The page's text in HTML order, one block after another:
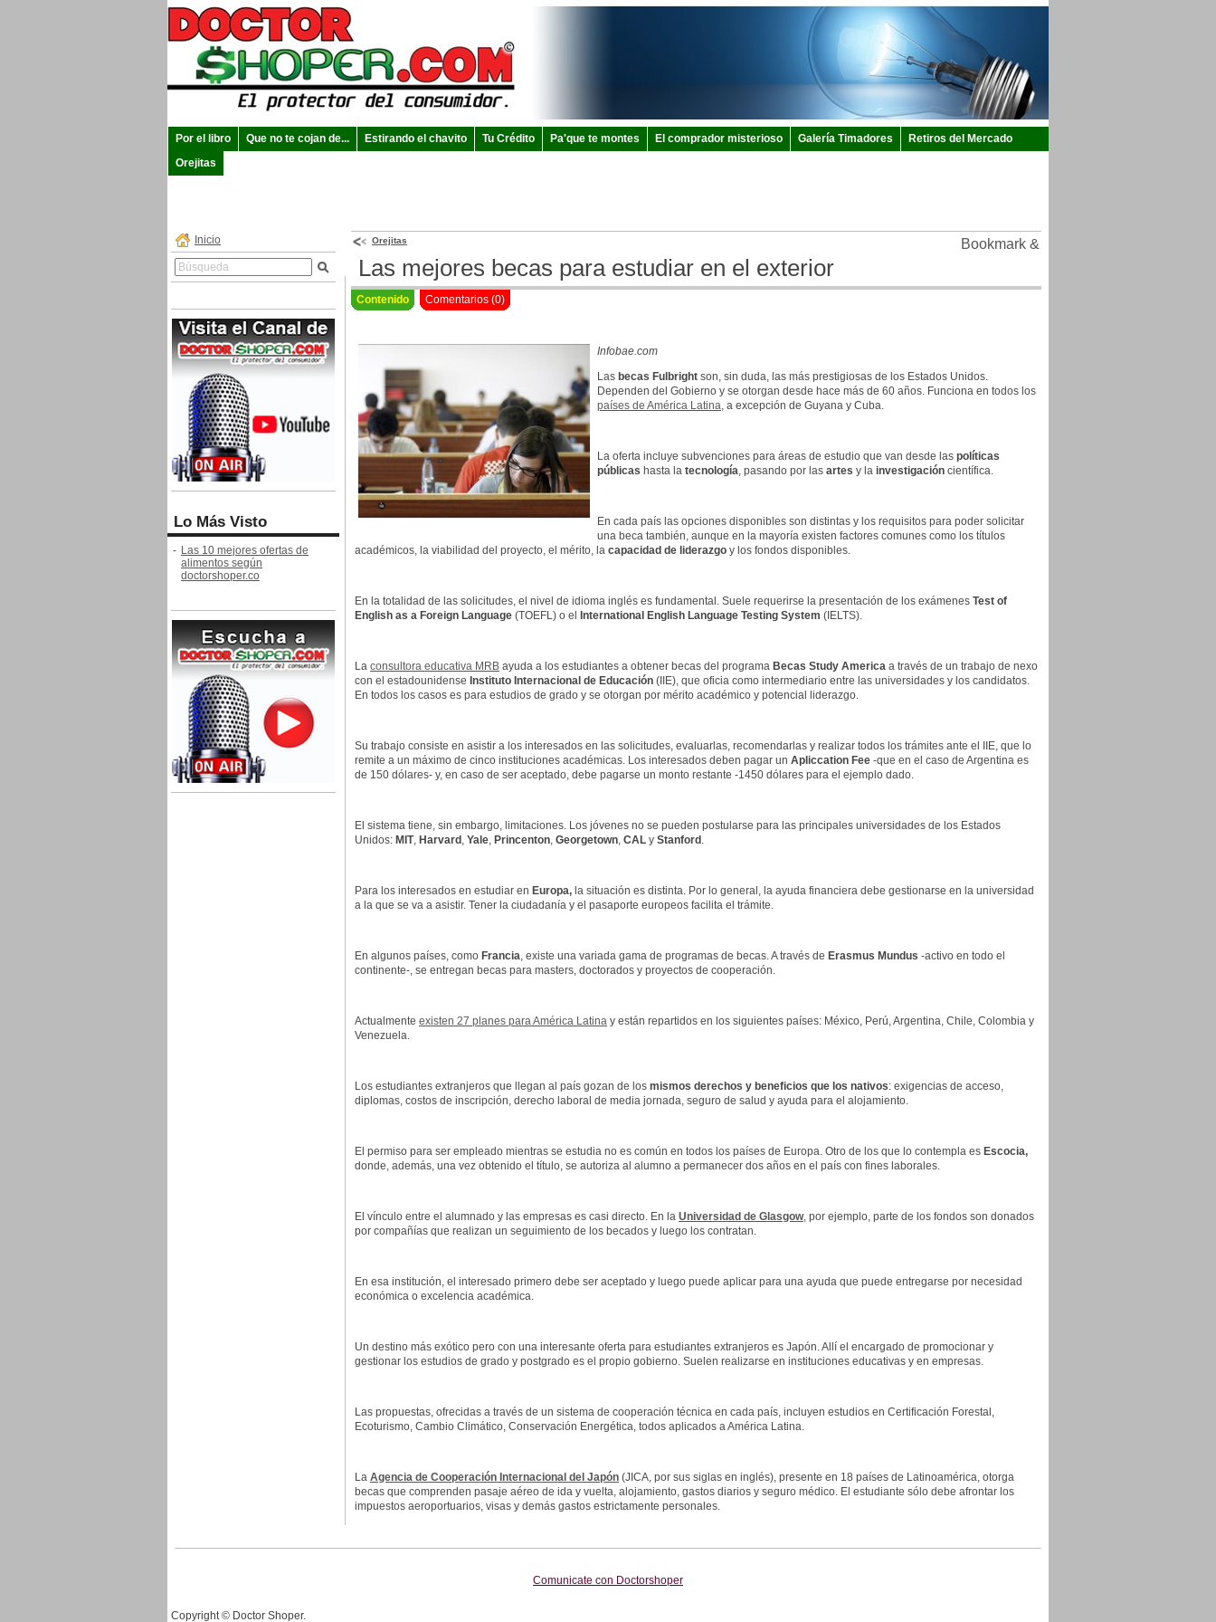
Por el libro Que no te cojan de... Estirando el chavito Tu Crédito Pa'que te montes El comprador misterioso Galería Timadores
Retiros del Mercado
Orejitas
Inicio
Lo Más Visto
- Las 10 mejores ofertas de
alimentos según
doctorshoper.co
Orejitas
Las mejores becas para estudiar en el exterior
Contenido Comentarios (0)
Infobae.com
Las becas Fulbright son, sin duda, las más prestigiosas de los Estados Unidos.
Dependen del Gobierno y se otorgan desde hace más de 60 años. Funciona en todos los
países de América Latina, a excepción de Guyana y Cuba.
La oferta incluye subvenciones para áreas de estudio que van desde las políticas
públicas hasta la tecnología, pasando por las artes y la investigación científica.
En cada país las opciones disponibles son distintas y los requisitos para poder solicitar
una beca también, aunque en la mayoría existen factores comunes como los títulos
académicos, la viabilidad del proyecto, el mérito, la capacidad de liderazgo y los fondos disponibles.
En la totalidad de las solicitudes, el nivel de idioma inglés es fundamental. Suele requerirse la presentación de los exámenes Test of
English as a Foreign Language (TOEFL) o el International English Language Testing System (IELTS).
La consultora educativa MRB ayuda a los estudiantes a obtener becas del programa Becas Study America a través de un trabajo de nexo
con el estadounidense Instituto Internacional de Educación (IIE), que oficia como intermediario entre las universidades y los candidatos.
En todos los casos es para estudios de grado y se otorgan por mérito académico y potencial liderazgo.
Su trabajo consiste en asistir a los interesados en las solicitudes, evaluarlas, recomendarlas y realizar todos los trámites ante el IIE, que lo
remite a un máximo de cinco instituciones académicas. Los interesados deben pagar un Apliccation Fee -que en el caso de Argentina es
de 150 dólares- y, en caso de ser aceptado, debe pagarse un monto restante -1450 dólares para el ejemplo dado.
El sistema tiene, sin embargo, limitaciones. Los jóvenes no se pueden postularse para las principales universidades de los Estados
Unidos: MIT, Harvard , Yale, Princenton, Georgetown, CAL y Stanford .
Para los interesados en estudiar en Europa, la situación es distinta. Por lo general, la ayuda financiera debe gestionarse en la universidad
a la que se va a asistir. Tener la ciudadanía y el pasaporte europeos facilita el trámite.
En algunos países, como Francia, existe una variada gama de programas de becas. A través de Erasmus Mundus -activo en todo el
continente-, se entregan becas para masters, doctorados y proyectos de cooperación.
Actualmente existen 27 planes para América Latina y están repartidos en los siguientes países: México, Perú, Argentina, Chile, Colombia y
Venezuela.
Los estudiantes extranjeros que llegan al país gozan de los mismos derechos y beneficios que los nativos: exigencias de acceso,
diplomas, costos de inscripción, derecho laboral de media jornada, seguro de salud y ayuda para el alojamiento.
El permiso para ser empleado mientras se estudia no es común en todos los países de Europa. Otro de los que lo contempla es Escocia,
donde, además, una vez obtenido el título, se autoriza al alumno a permanecer dos años en el país con fines laborales.
El vínculo entre el alumnado y las empresas es casi directo. En la Universidad de Glasgow, por ejemplo, parte de los fondos son donados
por compañías que realizan un seguimiento de los becados y luego los contratan.
En esa institución, el interesado primero debe ser aceptado y luego puede aplicar para una ayuda que puede entregarse por necesidad
económica o excelencia académica.
Un destino más exótico pero con una interesante oferta para estudiantes extranjeros es Japón. Allí el encargado de promocionar y
gestionar los estudios de grado y postgrado es el propio gobierno. Suelen realizarse en instituciones educativas y en empresas.
Las propuestas, ofrecidas a través de un sistema de cooperación técnica en cada país, incluyen estudios en Certificación Forestal,
Ecoturismo, Cambio Climático, Conservación Energética, todos aplicados a América Latina.
La Agencia de Cooperación Internacional del Japón (JICA, por sus siglas en inglés), presente en 18 países de Latinoamérica, otorga
becas que comprenden pasaje aéreo de ida y vuelta, alojamiento, gastos diarios y seguro médico. El estudiante sólo debe afrontar los
impuestos aeroportuarios, visas y demás gastos estrictamente personales.
Comunicate con Doctorshoper
Copyright © Doctor Shoper.